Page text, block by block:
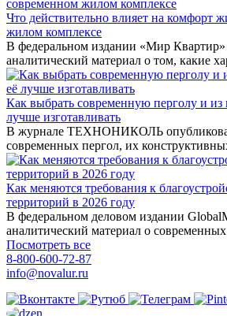
Что действительно влияет на комфорт
жилом комплексе
В федеральном издании «Мир Квартир»
аналитический материал о том, какие
Как выбрать современную перголу и из
лучше изготавливать
В журнале ТЕХНОНИКОЛЬ
современных пергол, их
Как меняются требования к
территорий в 2026 году
В федеральном деловом издании
аналитический материал о
Посмотреть все
8-800-600-72-87
info@novalur.ru